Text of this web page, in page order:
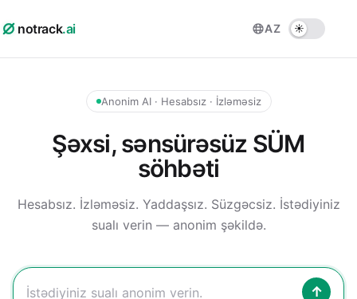
notrack.ai AZ
Anonim AI · Hesabsız · İzləməsiz
Şəxsi, sənsürəsüz SÜM
söhbəti
Hesabsız. İzləməsiz. Yaddaşsız. Süzgəcsiz. İstədiyiniz
sualı verin — anonim şəkildə.
↑